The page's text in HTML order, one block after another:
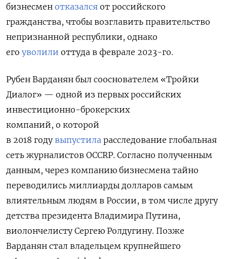
бизнесмен отказался от российского
гражданства, чтобы возглавить правительство
непризнанной республики, однако
его уволили оттуда в феврале 2023-го.
Рубен Варданян был сооснователем «Тройки
Диалог» — одной из первых российских
инвестиционно-брокерских
компаний, о которой
в 2018 году выпустила расследование глобальная
сеть журналистов OCCRP. Согласно полученным
данным, через компанию бизнесмена тайно
переводились миллиарды долларов самым
влиятельным людям в России, в том числе другу
детства президента Владимира Путина,
виолончелисту Сергею Ролдугину. Позже
Варданян стал владельцем крупнейшего